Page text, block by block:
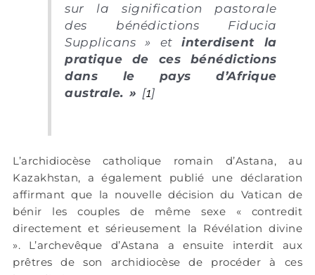
sur la signification pastorale
des bénédictions Fiducia
Supplicans » etinterdisent la
pratique de ces bénédictions
dans le pays d’Afrique
australe. » [1]
L’archidiocèse catholique romain d’Astana, au
Kazakhstan, a également publié une déclaration
affirmant que la nouvelle décision du Vatican de
bénir les couples de même sexe « contredit
directement et sérieusement la Révélation divine
». L’archevêque d’Astana a ensuite interdit aux
prêtres de son archidiocèse de procéder à ces